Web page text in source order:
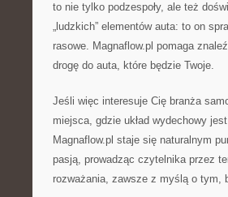
to nie tylko podzespoły, ale też
„ludzkich” elementów auta: to on
rasowe. Magnaflow.pl pomaga
drogę do auta, które będzie Twoje.
Jeśli więc interesuje Cię branża
miejsca, gdzie układ wydechowy
Magnaflow.pl staje się naturalnym
pasją, prowadząc czytelnika przez
rozważania, zawsze z myślą o tym,